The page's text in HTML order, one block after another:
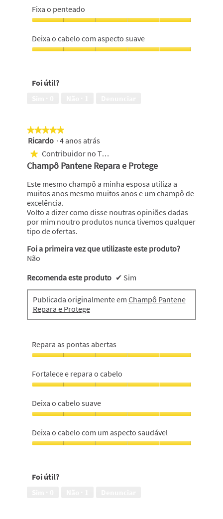
duracão,
5
em
5
deixa
resíduos,
em
5
Fixa o penteado
o
penteado,
Deixa o cabelo com aspecto suave
com
5
Foi útil?
★★★★★
★★★★★
5
em
estrelas.
Ricardo · 4 anos atrás
★ Contribuidor no Top 1000
Champô Pantene Repara e Protege
Este mesmo champô a minha esposa utiliza a
muitos anos mesmo muitos anos e um champô de
excelência.
Volto a dizer como disse noutras opiniões dadas
por mim noutro produtos nunca tivemos qualquer
tipo de ofertas.
Foi a primeira vez que utilizaste este produto?
Não
Recomenda este produto ✔ Sim
Publicada originalmente em Champô Pantene
Repara e Protege
Repara as pontas abertas
as
pontas
abertas,
5
em
5
Fortalece e repara o cabelo
e
repara
o
cabelo,
5
em
Deixa o cabelo suave
o
cabelo
suave,
5
Deixa o cabelo com um aspecto saudável
com
Foi útil?